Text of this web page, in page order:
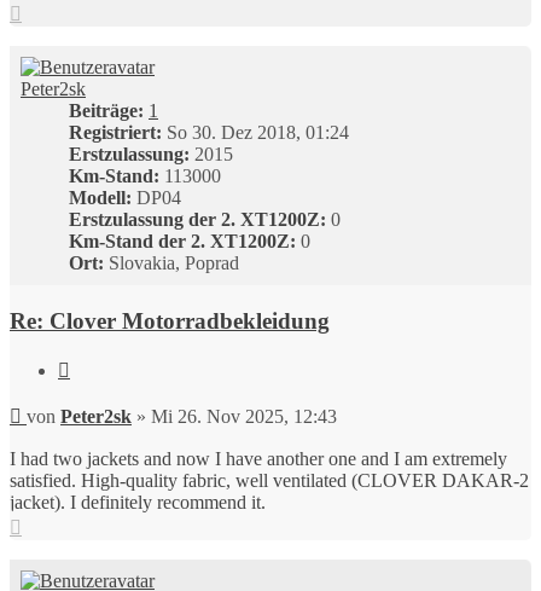
Peter2sk
Beiträge: 1
Registriert: So 30. Dez 2018, 01:24
Erstzulassung: 2015
Km-Stand: 113000
Modell: DP04
Erstzulassung der 2. XT1200Z: 0
Km-Stand der 2. XT1200Z: 0
Ort: Slovakia, Poprad
Re: Clover Motorradbekleidung
Beitrag
von Peter2sk » Mi 26. Nov 2025, 12:43
I had two jackets and now I have another one and I am extremely
satisfied. High-quality fabric, well ventilated (CLOVER DAKAR-2
jacket). I definitely recommend it.